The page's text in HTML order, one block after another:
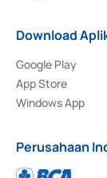
Download
Google Play
App Store
Windows App
Perusahaan